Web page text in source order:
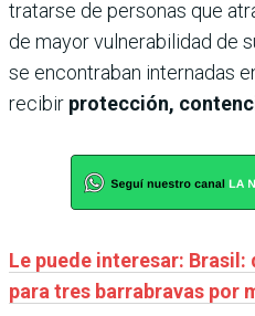
tratarse de personas que
de mayor vulnerabilidad de
se encontraban internadas
recibir protección,
Le puede interesar: Brasil:
para tres barrabravas por